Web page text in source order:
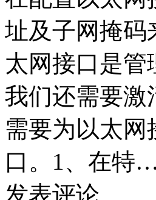
址及子网掩码
太网接口是管
我们还需要激
需要为以太网
口。1、在特…
发表评论